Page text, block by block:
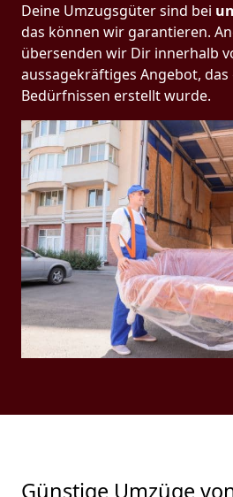
Deine Umzugsgüter sind bei
das können wir garantieren.
übersenden wir Dir innerhalb
aussagekräftiges Angebot,
Bedürfnissen erstellt wurde.
Günstige Umzüge